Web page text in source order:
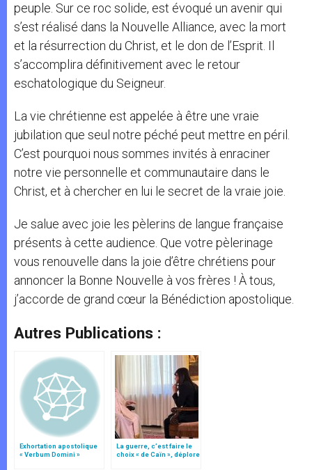
peuple. Sur ce roc solide, est évoqué un avenir qui
s’est réalisé dans la Nouvelle Alliance, avec la mort
et la résurrection du Christ, et le don de l’Esprit. Il
s’accomplira définitivement avec le retour
eschatologique du Seigneur.
La vie chrétienne est appelée à être une vraie
jubilation que seul notre péché peut mettre en péril.
C’est pourquoi nous sommes invités à enraciner
notre vie personnelle et communautaire dans le
Christ, et à chercher en lui le secret de la vraie joie.
Je salue avec joie les pèlerins de langue française
présents à cette audience. Que votre pèlerinage
vous renouvelle dans la joie d’être chrétiens pour
annoncer la Bonne Nouvelle à vos frères ! À tous,
j’accorde de grand cœur la Bénédiction apostolique.
Autres Publications :
Exhortation apostolique
« Verbum Domini »
La guerre, c’est faire le
choix « de Caïn », déplore